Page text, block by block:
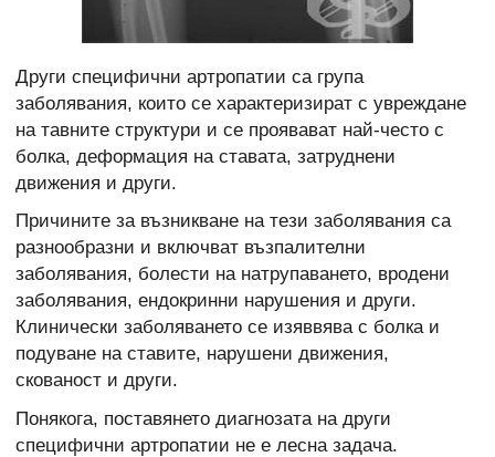
Други специфични артропатии са група
заболявания, които се характеризират с увреждане
на тавните структури и се проявават най-често с
болка, деформация на ставата, затруднени
движения и други.
Причините за възникване на тези заболявания са
разнообразни и включват възпалителни
заболявания, болести на натрупаването, вродени
заболявания, ендокринни нарушения и други.
Клинически заболяването се изяввява с болка и
подуване на ставите, нарушени движения,
скованост и други.
Понякога, поставянето диагнозата на други
специфични артропатии не е лесна задача.